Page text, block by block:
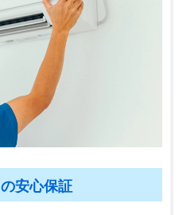
安心保証